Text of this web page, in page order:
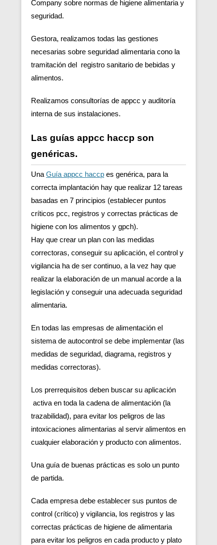
Company sobre normas de higiene alimentaria y
seguridad.
Gestora, realizamos todas las gestiones
necesarias sobre seguridad alimentaria cono la
tramitación del registro sanitario de bebidas y
alimentos.
Realizamos consultorías de appcc y auditoría
interna de sus instalaciones.
Las guías appcc haccp son
genéricas.
Una Guía appcc haccp es genérica, para la
correcta implantación hay que realizar 12 tareas
basadas en 7 principios (establecer puntos
críticos pcc, registros y correctas prácticas de
higiene con los alimentos y gpch).
Hay que crear un plan con las medidas
correctoras, conseguir su aplicación, el control y
vigilancia ha de ser continuo, a la vez hay que
realizar la elaboración de un manual acorde a la
legislación y conseguir una adecuada seguridad
alimentaria.
En todas las empresas de alimentación el
sistema de autocontrol se debe implementar (las
medidas de seguridad, diagrama, registros y
medidas correctoras).
Los prerrequisitos deben buscar su aplicación
activa en toda la cadena de alimentación (la
trazabilidad), para evitar los peligros de las
intoxicaciones alimentarias al servir alimentos en
cualquier elaboración y producto con alimentos.
Una guía de buenas prácticas es solo un punto
de partida.
Cada empresa debe establecer sus puntos de
control (crítico) y vigilancia, los registros y las
correctas prácticas de higiene de alimentaria
para evitar los peligros en cada producto y plato